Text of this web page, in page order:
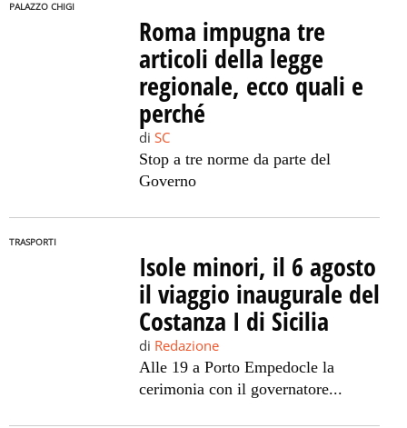
PALAZZO CHIGI
Roma impugna tre
articoli della legge
regionale, ecco quali e
perché
di SC
Stop a tre norme da parte del
Governo
TRASPORTI
Isole minori, il 6 agosto
il viaggio inaugurale del
Costanza I di Sicilia
di Redazione
Alle 19 a Porto Empedocle la
cerimonia con il governatore...